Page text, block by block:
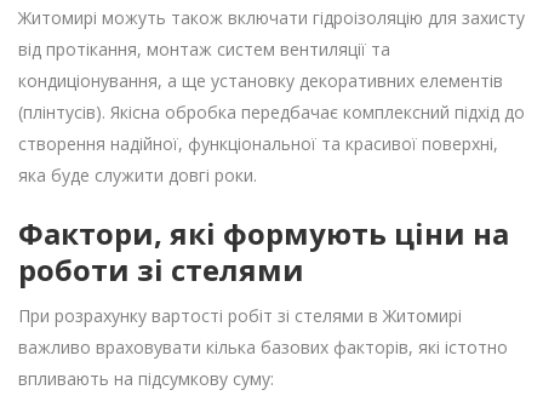
Житомирі можуть також включати гідроізоляцію для захисту
від протікання, монтаж систем вентиляції та
кондиціонування, а ще установку декоративних елементів
(плінтусів). Якісна обробка передбачає комплексний підхід до
створення надійної, функціональної та красивої поверхні,
яка буде служити довгі роки.
Фактори, які формують ціни на
роботи зі стелями
При розрахунку вартості робіт зі стелями в Житомирі
важливо враховувати кілька базових факторів, які істотно
впливають на підсумкову суму: